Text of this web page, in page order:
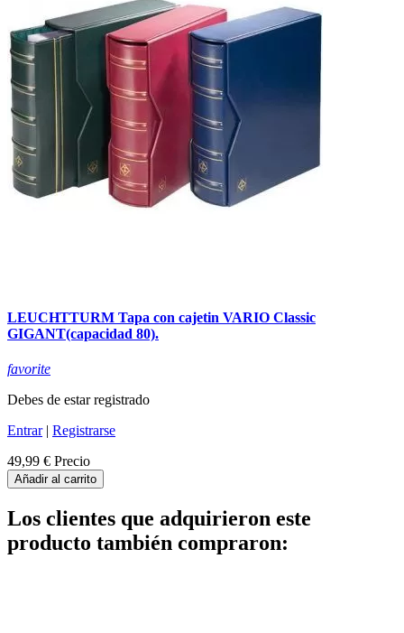
LEUCHTTURM Tapa con cajetin VARIO Classic
GIGANT(capacidad 80).
favorite
Debes de estar registrado
Entrar| Registrarse
49,99 € Precio
Añadir al carrito
Los clientes que adquirieron este
producto también compraron: